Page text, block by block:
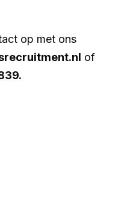
op met ons
of